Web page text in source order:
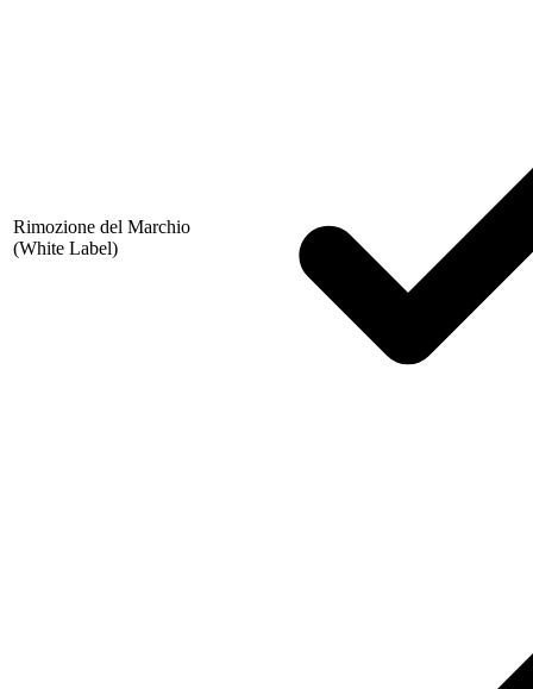
Rimozione del Marchio
(White Label)